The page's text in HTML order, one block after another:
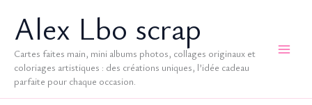
contenuAlex Lbo scrap
Cartes faites main, mini albums photos, collages originaux et
coloriages artistiques : des créations uniques, l’idée cadeau
parfaite pour chaque occasion.